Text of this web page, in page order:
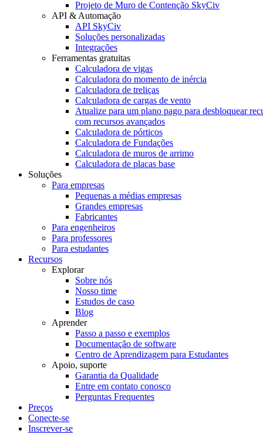
Projeto de Muro de Contenção SkyCiv
API & Automação
API SkyCiv
Soluções personalizadas
Integrações
Ferramentas gratuitas
Calculadora de vigas
Calculadora do momento de inércia
Calculadora de treliças
Calculadora de cargas de vento
Atualize para um plano pago para desbloquear
com recursos avançados
Calculadora de pórticos
Calculadora de Fundações
Calculadora de muros de arrimo
Calculadora de placas base
Soluções
Para empresas
Pequenas a médias empresas
Grandes empresas
Fabricantes
Para engenheiros
Para professores
Para estudantes
Recursos
Explorar
Sobre nós
Nosso time
Estudos de caso
Blog
Aprender
Passo a passo e exemplos
Documentação de software
Centro de Aprendizagem para Estudantes
Apoio, suporte
Garantia da Qualidade
Entre em contato conosco
Perguntas Frequentes
Preços
Conecte-se
Inscrever-se